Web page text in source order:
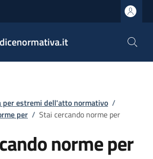
pane
per estremi dell'atto normativo /
per / Stai cercando norme per
norme per